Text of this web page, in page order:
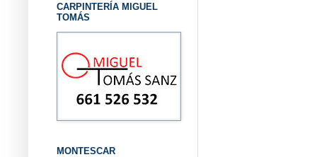
CARPINTERÍA MIGUEL
TOMÁS
MONTESCAR